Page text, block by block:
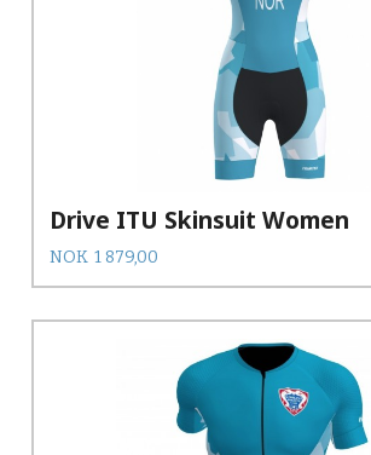
Drive ITU Skinsuit Women
Pris
NOK 1 879,00